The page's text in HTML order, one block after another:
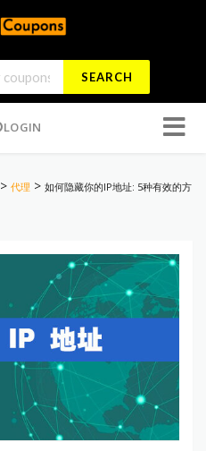
SEARCH
to
LOGIN
> 代理 > 如何隐藏你的IP地址: 5种有效的方